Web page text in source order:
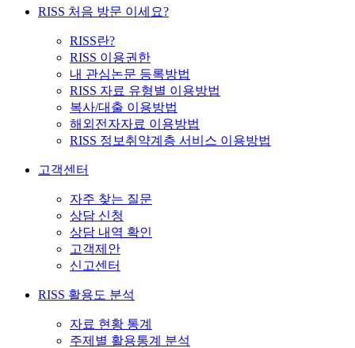
RISS 처음 방문 이세요?
RISS란?
RISS 이용권한
내 관심논문 등록방법
RISS 자료 유형별 이용방법
복사/대출 이용방법
해외전자자료 이용방법
RISS 정보취약계층 서비스 이용방법
고객센터
자주 찾는 질문
상담 신청
상담 내역 확인
고객제안
신고센터
RISS 활용도 분석
자료 현황 통계
주제별 활용통계 분석